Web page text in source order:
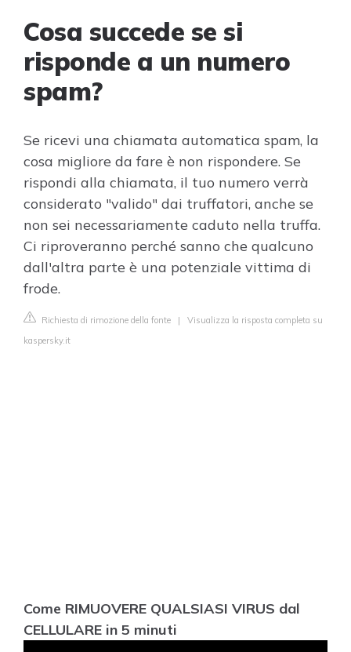
Cosa succede se si
risponde a un numero
spam?
Se ricevi una chiamata automatica spam, la
cosa migliore da fare è non rispondere. Se
rispondi alla chiamata, il tuo numero verrà
considerato "valido" dai truffatori, anche se
non sei necessariamente caduto nella truffa.
Ci riproveranno perché sanno che qualcuno
dall'altra parte è una potenziale vittima di
frode.
Richiesta di rimozione della fonte | Visualizza la risposta completa su
kaspersky.it
Come RIMUOVERE QUALSIASI VIRUS dal
CELLULARE in 5 minuti